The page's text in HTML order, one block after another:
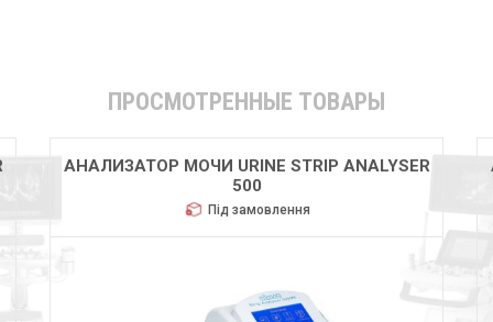
ПРОСМОТРЕННЫЕ ТОВАРЫ
АНАЛИЗАТОР МОЧИ URINE STRIP ANALYSER
500
Під замовлення